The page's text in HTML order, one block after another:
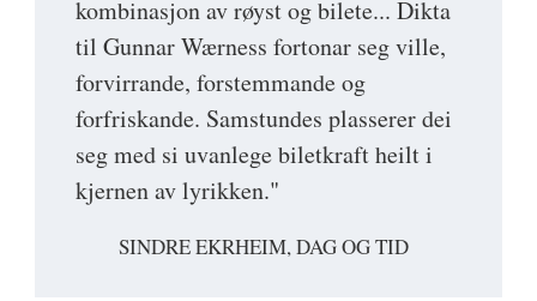
kombinasjon av røyst og bilete... Dikta
til Gunnar Wærness fortonar seg ville,
forvirrande, forstemmande og
forfriskande. Samstundes plasserer dei
seg med si uvanlege biletkraft heilt i
kjernen av lyrikken."
SINDRE EKRHEIM, DAG OG TID